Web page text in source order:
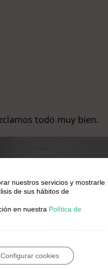
todo muy bien.
nuestros servicios y mostrarle
de sus hábitos de
en nuestra Política de
Configurar cookies